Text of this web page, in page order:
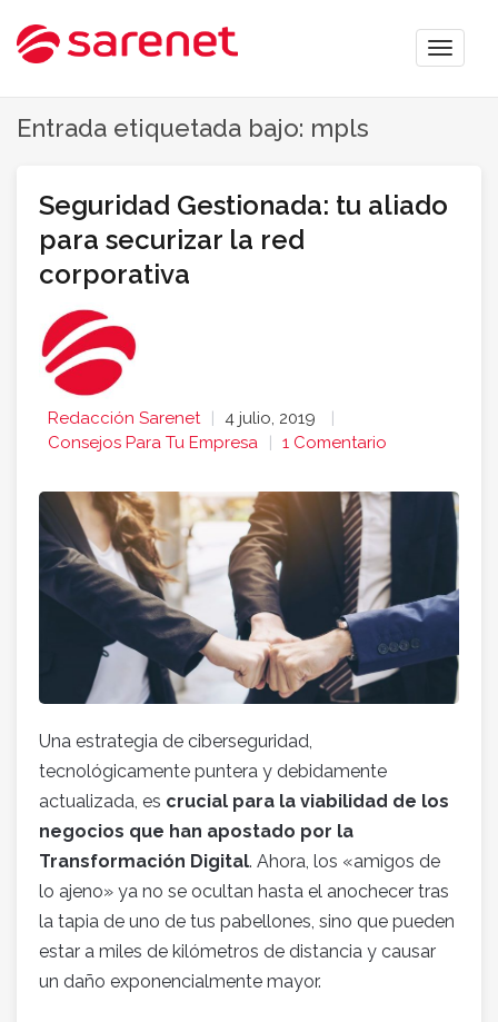
Entrada etiquetada bajo: mpls
Seguridad Gestionada: tu aliado
para securizar la red
corporativa
Redacción Sarenet
4 julio, 2019
Consejos Para Tu Empresa
1 Comentario
Una estrategia de ciberseguridad,
tecnológicamente puntera y debidamente
actualizada, es crucial para la viabilidad de los
negocios que han apostado por la
Transformación Digital. Ahora, los «amigos de
lo ajeno» ya no se ocultan hasta el anochecer tras
la tapia de uno de tus pabellones, sino que pueden
estar a miles de kilómetros de distancia y causar
un daño exponencialmente mayor.